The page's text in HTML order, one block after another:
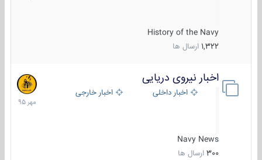
History of the Navy
1,322 ارسال ها
اخبار نیروی دریایی
اخبار داخلی اخبار خارجی
Navy News
300 ارسال ها
27
مهر
1395